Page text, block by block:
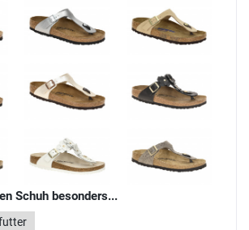
Schuh besonders...